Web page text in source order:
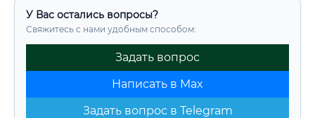
У Вас остались вопросы?
Свяжитесь с нами удобным способом:
Задать вопрос
Написать в Max
Задать вопрос в Telegram